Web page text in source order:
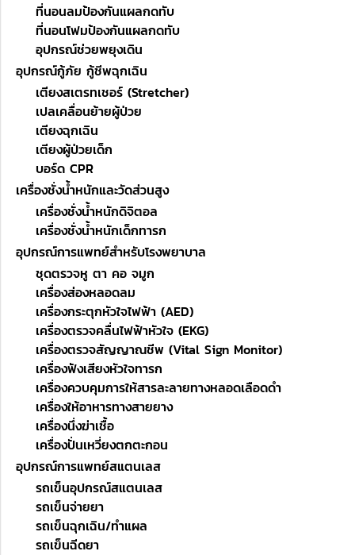
ที่นอนลมป้องกันแผลกดทับ
ที่นอนโฟมป้องกันแผลกดทับ
อุปกรณ์ช่วยพยุงเดิน
อุปกรณ์กู้ภัย กู้ชีพฉุกเฉิน
เตียงสเตรทเชอร์ (Stretcher)
เปลเคลื่อนย้ายผู้ป่วย
เตียงฉุกเฉิน
เตียงผู้ป่วยเด็ก
บอร์ด CPR
เครื่องชั่งน้ำหนักและวัดส่วนสูง
เครื่องชั่งน้ำหนักดิจิตอล
เครื่องชั่งน้ำหนักเด็กทารก
อุปกรณ์การแพทย์สำหรับโรงพยาบาล
ชุดตรวจหู ตา คอ จมูก
เครื่องส่องหลอดลม
เครื่องกระตุกหัวใจไฟฟ้า (AED)
เครื่องตรวจคลื่นไฟฟ้าหัวใจ (EKG)
เครื่องตรวจสัญญาณชีพ (Vital Sign Monitor)
เครื่องฟังเสียงหัวใจทารก
เครื่องควบคุมการให้สารละลายทางหลอดเลือดดำ
เครื่องให้อาหารทางสายยาง
เครื่องนึ่งฆ่าเชื้อ
เครื่องปั่นเหวี่ยงตกตะกอน
อุปกรณ์การแพทย์สแตนเลส
รถเข็นอุปกรณ์สแตนเลส
รถเข็นจ่ายยา
รถเข็นฉุกเฉิน/ทำแผล
รถเข็นฉีดยา